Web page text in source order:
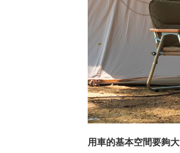
用車的基本空間要夠大